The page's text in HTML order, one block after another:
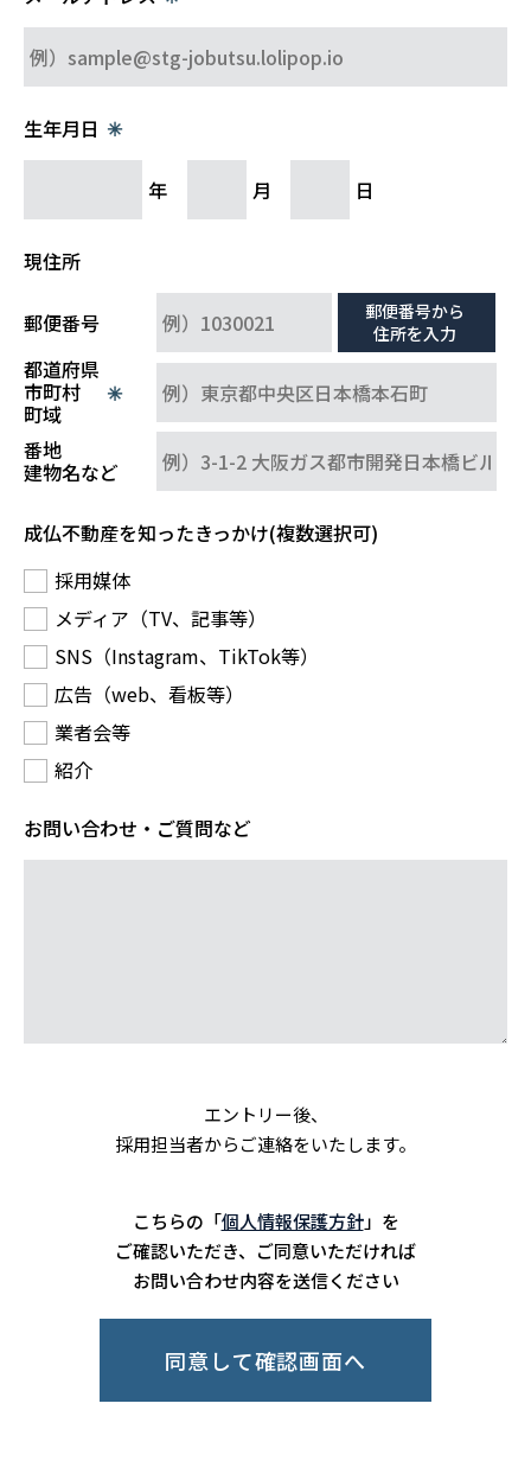
生年月日 ✳︎
年 月 日
現住所
郵便番号
郵便番号から
住所を入力
都道府県
市町村
町域
✳︎
番地
建物名など
成仏不動産を知ったきっかけ(複数選択可)
採用媒体
メディア（TV、記事等）
SNS（Instagram、TikTok等）
広告（web、看板等）
業者会等
紹介
お問い合わせ ・ご質問など
エントリー後、
採用担当者からご連絡をいたします。
こちらの「個人情報保護方針」を
ご確認いただき、ご同意いただければ
お問い合わせ内容を送信ください